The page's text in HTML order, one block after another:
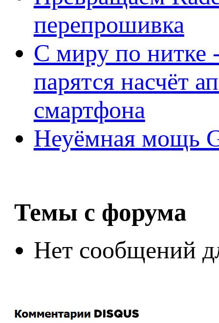
перепрошивка
С миру по нитке
парятся насчёт
смартфона
Неуёмная мощь
Темы с форума
Нет сообщений